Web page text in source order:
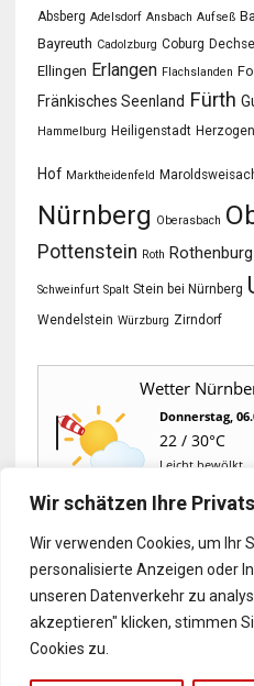
Wir schätzen Ihre
Wir verwenden Cookies, um Ihr
personalisierte Anzeigen oder
unseren Datenverkehr zu
akzeptieren" klicken, stimmen
Cookies zu.
Absberg Adelsdorf Ansbach Aufseß
Bayreuth Cadolzburg Coburg
Ellingen Erlangen Flachslanden
Fränkisches Seenland Fürth
Hammelburg Heiligenstadt
Hof Marktheidenfeld
Nürnberg Oberasbach
Pottenstein Roth
Schweinfurt Spalt Stein bei Nürnberg
Wendelstein Würzburg Zirndorf
Wetter
Donnerstag,
22 / 30°C
Leicht bewölkt
Fr, 07.08.
16 / 27°C
Sonnig
Sa, 08.08.
13 / 29°C
Sonnig
Aktuelles